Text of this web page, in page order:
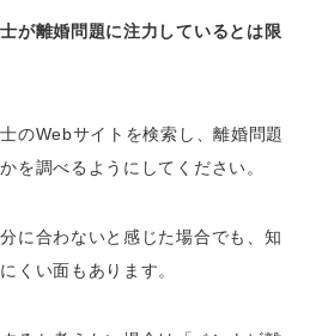
が離婚問題に注力しているとは限
のWebサイトを検索し、離婚問題
を調べるようにしてください。
に合わないと感じた場合でも、知
くい面もあります。